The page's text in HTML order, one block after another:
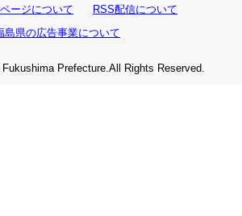
ージについて
RSS配信について
島県の広告事業について
Prefecture.All Rights Reserved.